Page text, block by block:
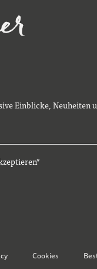
Einblicke, Neuheiten
*
Cookies